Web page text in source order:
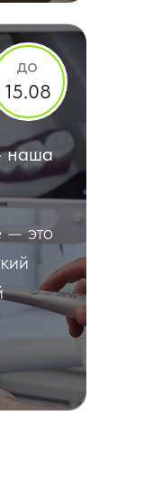
— это
до
15.08
наша